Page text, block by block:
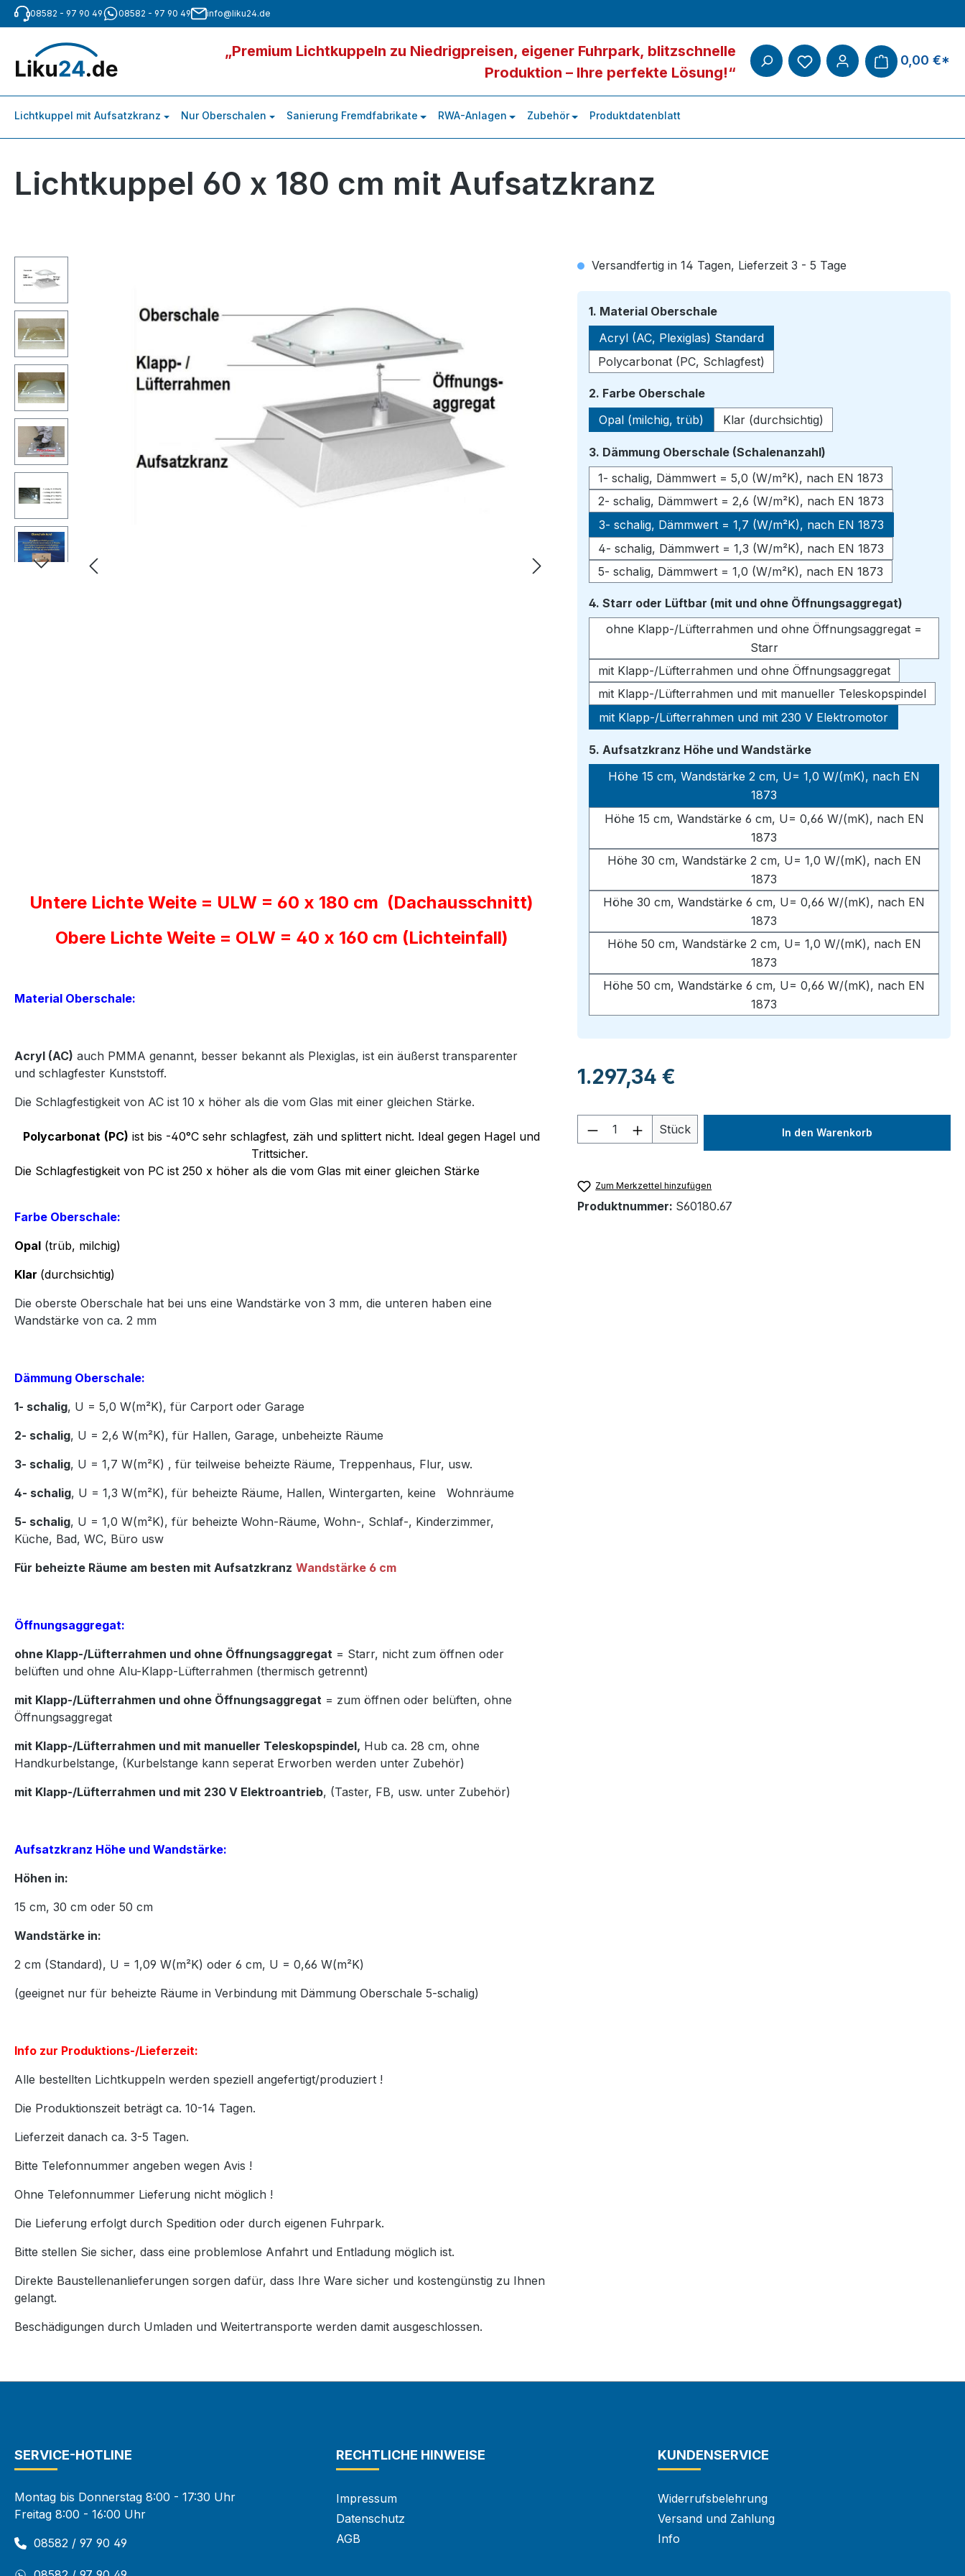
Hauptinhalt springen
Zur Suche springen
Zur Hauptnavigation springen
08582 - 97 90 49 08582 - 97 90 49 info@liku24.de
„Premium Lichtkuppeln zu Niedrigpreisen, eigener Fuhrpark, blitzschnelle
Produktion – Ihre perfekte Lösung!“
0,00 €*
Lichtkuppel mit Aufsatzkranz Nur Oberschalen Sanierung Fremdfabrikate RWA-Anlagen Zubehör Produktdatenblatt
Lichtkuppel 60 x 180 cm mit Aufsatzkranz
Untere Lichte Weite = ULW = 60 x 180 cm (Dachausschnitt)
Obere Lichte Weite = OLW = 40 x 160 cm (Lichteinfall)
Material Oberschale:
Acryl (AC) auch PMMA genannt, besser bekannt als Plexiglas, ist ein äußerst transparenter
und schlagfester Kunststoff.
Die Schlagfestigkeit von AC ist 10 x höher als die vom Glas mit einer gleichen Stärke.
Polycarbonat (PC) ist bis -40°C sehr schlagfest, zäh und splittert nicht. Ideal gegen Hagel und
Trittsicher.
Die Schlagfestigkeit von PC ist 250 x höher als die vom Glas mit einer gleichen Stärke
Farbe Oberschale:
Opal (trüb, milchig)
Klar (durchsichtig)
Die oberste Oberschale hat bei uns eine Wandstärke von 3 mm, die unteren haben eine
Wandstärke von ca. 2 mm
Dämmung Oberschale:
1- schalig, U = 5,0 W(m²K), für Carport oder Garage
2- schalig, U = 2,6 W(m²K), für Hallen, Garage, unbeheizte Räume
3- schalig, U = 1,7 W(m²K) , für teilweise beheizte Räume, Treppenhaus, Flur, usw.
4- schalig, U = 1,3 W(m²K), für beheizte Räume, Hallen, Wintergarten, keine Wohnräume
5- schalig, U = 1,0 W(m²K), für beheizte Wohn-Räume, Wohn-, Schlaf-, Kinderzimmer,
Küche, Bad, WC, Büro usw
Für beheizte Räume am besten mit Aufsatzkranz Wandstärke 6 cm
Öffnungsaggregat:
ohne Klapp-/Lüfterrahmen und ohne Öffnungsaggregat = Starr, nicht zum öffnen oder
belüften und ohne Alu-Klapp-Lüfterrahmen (thermisch getrennt)
mit Klapp-/Lüfterrahmen und ohne Öffnungsaggregat = zum öffnen oder belüften, ohne
Öffnungsaggregat
mit Klapp-/Lüfterrahmen und mit manueller Teleskopspindel, Hub ca. 28 cm, ohne
Handkurbelstange, (Kurbelstange kann seperat Erworben werden unter Zubehör)
mit Klapp-/Lüfterrahmen und mit 230 V Elektroantrieb, (Taster, FB, usw. unter Zubehör)
Aufsatzkranz Höhe und Wandstärke:
Höhen in:
15 cm, 30 cm oder 50 cm
Wandstärke in:
2 cm (Standard), U = 1,09 W(m²K) oder 6 cm, U = 0,66 W(m²K)
(geeignet nur für beheizte Räume in Verbindung mit Dämmung Oberschale 5-schalig)
Info zur Produktions-/Lieferzeit:
Alle bestellten Lichtkuppeln werden speziell angefertigt/produziert !
Die Produktionszeit beträgt ca. 10-14 Tagen.
Lieferzeit danach ca. 3-5 Tagen.
Bitte Telefonnummer angeben wegen Avis !
Ohne Telefonnummer Lieferung nicht möglich !
Die Lieferung erfolgt durch Spedition oder durch eigenen Fuhrpark.
Bitte stellen Sie sicher, dass eine problemlose Anfahrt und Entladung möglich ist.
Direkte Baustellenanlieferungen sorgen dafür, dass Ihre Ware sicher und kostengünstig zu Ihnen
gelangt.
Beschädigungen durch Umladen und Weitertransporte werden damit ausgeschlossen.
Versandfertig in 14 Tagen, Lieferzeit 3 - 5 Tage
1. Material Oberschaleauswählen
Acryl (AC, Plexiglas) Standard
Polycarbonat (PC, Schlagfest)
2. Farbe Oberschaleauswählen
Opal (milchig, trüb)
Klar (durchsichtig)
3. Dämmung Oberschale (Schalenanzahl)
1- schalig, Dämmwert = 5,0 (W/m²K), nach EN 1873
2- schalig, Dämmwert = 2,6 (W/m²K), nach EN 1873
3- schalig, Dämmwert = 1,7 (W/m²K), nach EN 1873
4- schalig, Dämmwert = 1,3 (W/m²K), nach EN 1873
5- schalig, Dämmwert = 1,0 (W/m²K), nach EN 1873
4. Starr oder Lüftbar (mit und ohne Öffnungsaggregat)
ohne Klapp-/Lüfterrahmen und ohne Öffnungsaggregat =
Starr
mit Klapp-/Lüfterrahmen und ohne Öffnungsaggregat
mit Klapp-/Lüfterrahmen und mit manueller Teleskopspindel
mit Klapp-/Lüfterrahmen und mit 230 V Elektromotor
5. Aufsatzkranz Höhe und Wandstärkeauswählen
Höhe 15 cm, Wandstärke 2 cm, U= 1,0 W/(mK), nach EN
1873
Höhe 15 cm, Wandstärke 6 cm, U= 0,66 W/(mK), nach EN
1873
Höhe 30 cm, Wandstärke 2 cm, U= 1,0 W/(mK), nach EN
1873
Höhe 30 cm, Wandstärke 6 cm, U= 0,66 W/(mK), nach EN
1873
Höhe 50 cm, Wandstärke 2 cm, U= 1,0 W/(mK), nach EN
1873
Höhe 50 cm, Wandstärke 6 cm, U= 0,66 W/(mK), nach EN
1873
Regulärer Preis:
1.297,34 €
Produkt Anzahl: Gib den gewünschten Wert
Stück In den Warenkorb
Zum Merkzettel hinzufügen
Produktnummer: S60180.67
SERVICE-HOTLINE
Montag bis Donnerstag 8:00 - 17:30 Uhr
Freitag 8:00 - 16:00 Uhr
08582 / 97 90 49
RECHTLICHE HINWEISE
Impressum
Datenschutz
AGB
KUNDENSERVICE
Widerrufsbelehrung
Versand und Zahlung
Info